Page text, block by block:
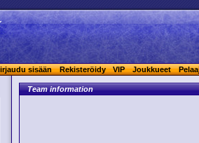
sisään Rekisteröidy VIP Joukkueet
Team information